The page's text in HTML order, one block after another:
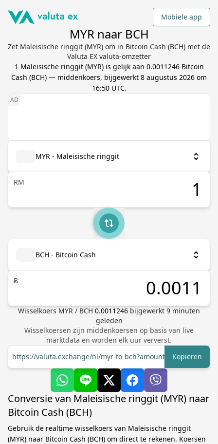
Mobiele app
MYR naar BCH
Zet Maleisische ringgit (MYR) om in Bitcoin Cash (BCH) met de
Valuta EX valuta-omzetter
1 Maleisische ringgit(MYR) is gelijk aan 0.0011246 Bitcoin
Cash (BCH) — middenkoers, bijgewerkt 8 augustus 2026 om
16:50 UTC.
MYR - Maleisische ringgit
RM
BCH - Bitcoin Cash
Ƀ
Wisselkoers MYR / BCH 0.0011246 bijgewerkt 9 minuten
geleden
Wisselkoersen zijn middenkoersen op basis van live
marktdata en worden elk uur ververst.
https://valuta.exchange/nl/myr-to-bch?amount=1 Kopiëren
Conversie van Maleisische ringgit (MYR) naar
Bitcoin Cash (BCH)
Gebruik de realtime wisselkoers van Maleisische ringgit
(MYR) naar Bitcoin Cash (BCH) om direct te rekenen. Koersen